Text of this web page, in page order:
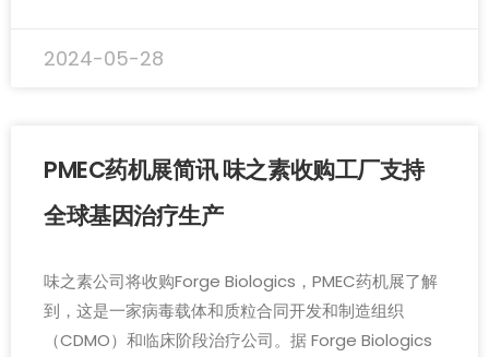
2024-05-28
PMEC药机展简讯 味之素收购工厂支持
全球基因治疗生产
味之素公司将收购Forge Biologics，PMEC药机展了解
到，这是一家病毒载体和质粒合同开发和制造组织
（CDMO）和临床阶段治疗公司。据 Forge Biologics